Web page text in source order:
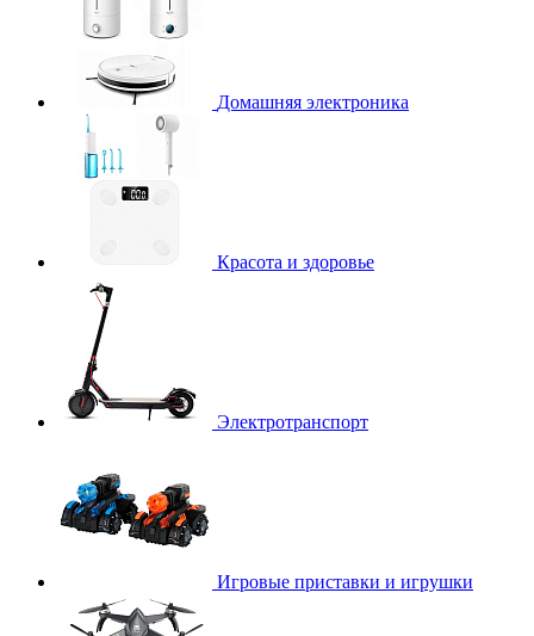
Домашняя электроника
Красота и здоровье
Электротранспорт
Игровые приставки и игрушки